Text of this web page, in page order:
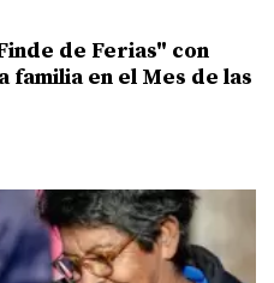
de Ferias" con
en el Mes de las